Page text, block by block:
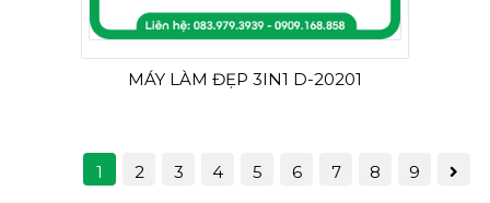
MÁY LÀM ĐẸP 3IN1 D-20201
1 2 3 4 5 6 7 8 9